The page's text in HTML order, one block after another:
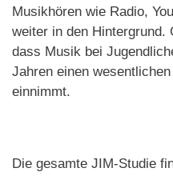
Musikhören wie Radio,
weiter in den Hintergrund.
dass Musik bei
Jahren einen
einnimmt.
Die gesamte JIM-Studie